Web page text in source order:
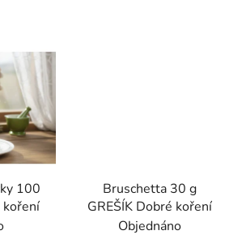
100
koření
Bruschetta 30 g
GREŠÍK Dobré koření
Objednáno